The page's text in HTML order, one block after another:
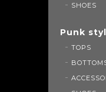
SHOES
Punk
TOPS